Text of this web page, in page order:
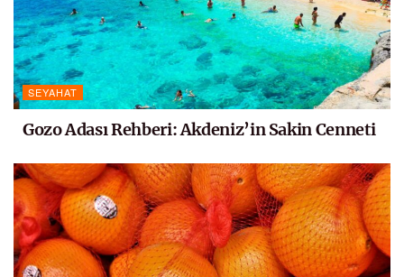
SEYAHAT
Gozo Adası Rehberi: Akdeniz’in Sakin Cenneti